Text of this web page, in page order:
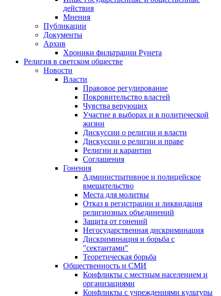
действия
Мнения
Публикации
Документы
Архив
Хроники фильтрации Рунета
Религия в светском обществе
Новости
Власти
Правовое регулирование
Покровительство властей
Чувства верующих
Участие в выборах и в политической
жизни
Дискуссии о религии и власти
Дискуссии о религии и праве
Религии и карантин
Соглашения
Гонения
Административное и полицейское
вмешательство
Места для молитвы
Отказ в регистрации и ликвидация
религиозных объединений
Защита от гонений
Негосударственная дискриминация
Дискриминация и борьба с
"сектантами"
Теоретическая борьба
Общественность и СМИ
Конфликты с местным населением и
организациями
Конфликты с учреждениями культуры